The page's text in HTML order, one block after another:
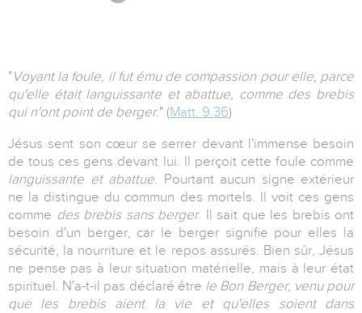
"Voyant la foule, il fut ému de compassion pour elle, parce
qu'elle était languissante et abattue, comme des brebis
qui n'ont point de berger." (Matt. 9.36)
Jésus sent son cœur se serrer devant l'immense besoin
de tous ces gens devant lui. Il perçoit cette foule comme
languissante et abattue. Pourtant aucun signe extérieur
ne la distingue du commun des mortels. Il voit ces gens
comme des brebis sans berger. Il sait que les brebis ont
besoin d'un berger, car le berger signifie pour elles la
sécurité, la nourriture et le repos assurés. Bien sûr, Jésus
ne pense pas à leur situation matérielle, mais à leur état
spirituel. N'a-t-il pas déclaré être le Bon Berger, venu pour
que les brebis aient la vie et qu'elles soient dans